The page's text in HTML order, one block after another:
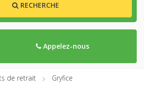
RECHERCHE
Appelez-nous
de retrait Gryfice